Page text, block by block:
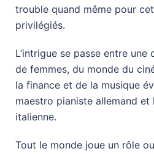
trouble quand même pour
privilégiés.
L’intrigue se passe entre une
de femmes, du monde du
la finance et de la musique
maestro pianiste allemand
italienne.
Tout le monde joue un rôle